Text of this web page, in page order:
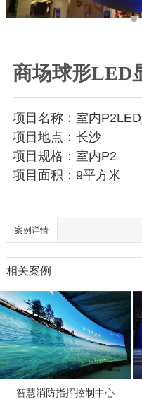
服务中
透明LED
商场球形LED
项目名称：室内
项目地点：长沙
项目规格：室内P2
项目面积：9平方米
案例详情
相关案例
智慧消防指挥控制中心